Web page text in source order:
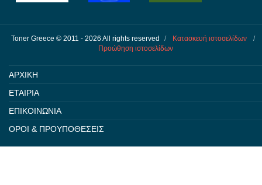
Toner Greece © 2011 - 2026 All rights reserved / Κατασκευή ιστοσελίδων
/
Προώθηση ιστοσελίδων
ΑΡΧΙΚΗ
ΕΤΑΙΡΙΑ
ΕΠΙΚΟΙΝΩΝΙΑ
ΟΡΟΙ & ΠΡΟΥΠΟΘΕΣΕΙΣ